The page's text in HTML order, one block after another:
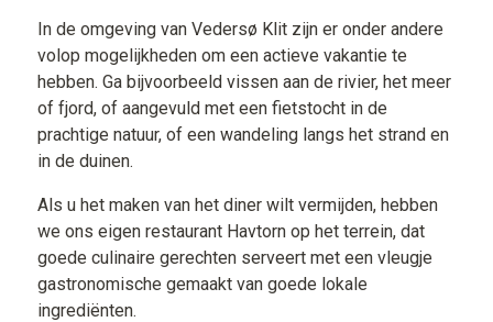
In de omgeving van Vedersø Klit zijn er onder andere
volop mogelijkheden om een actieve vakantie te
hebben. Ga bijvoorbeeld vissen aan de rivier, het meer
of fjord, of aangevuld met een fietstocht in de
prachtige natuur, of een wandeling langs het strand en
in de duinen.
Als u het maken van het diner wilt vermijden, hebben
we ons eigen restaurant Havtorn op het terrein, dat
goede culinaire gerechten serveert met een vleugje
gastronomische gemaakt van goede lokale
ingrediënten.